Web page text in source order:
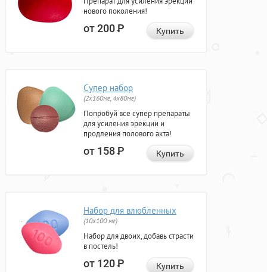
нового поколения!
от 200Р Купить
Супер набор
(2х160мг, 4х80мг)
Попробуй все супер препараты
для усиления эрекции и
продления полового акта!
от 158Р Купить
Набор для влюбленных
(10х100 мг)
Набор для двоих, добавь страсти
в постель!
от 120Р Купить